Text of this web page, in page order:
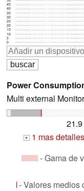
0
5
10
15
20
25
30
35
40
45
Power
Multi external Monitor
+ 1 mas detalles
- Gama de
- Valores medios